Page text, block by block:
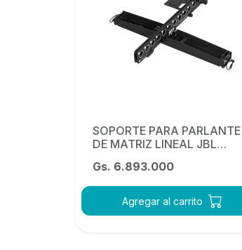
SOPORTE PARA PARLANTE
DE MATRIZ LINEAL JBL
Gs. 6.893.000
Agregar al carrito